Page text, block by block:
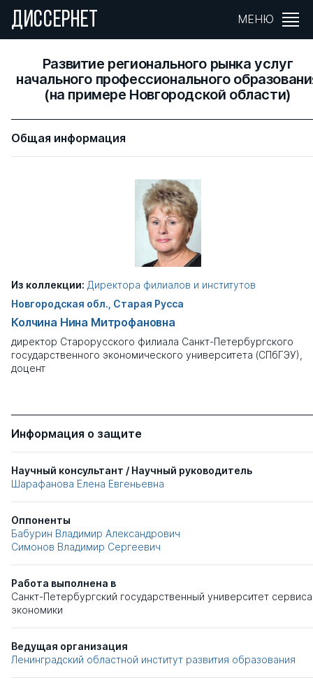
ДИССЕРНЕТ МЕНЮ
Развитие регионального рынка услуг
начального профессионального
(на примере Новгородской области)
Общая информация
Из коллекции: Директора филиалов и институтов
Новгородская обл., Старая Русса
Колчина Нина Митрофановна
директор Старорусского филиала Санкт-Петербургского
государственного экономического университета (СПбГЭУ),
доцент
Информация о защите
Научный консультант / Научный руководитель
Шарафанова Елена Евгеньевна
Оппоненты
Бабурин Владимир Александрович
Симонов Владимир Сергеевич
Работа выполнена в
Санкт-Петербургский государственный университет
экономики
Ведущая организация
Ленинградский областной институт развития образования